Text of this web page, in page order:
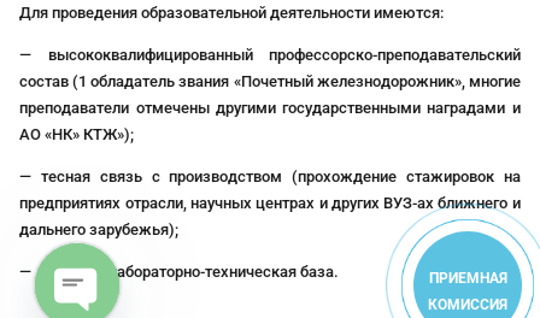
Для проведения образовательной деятельности имеются:
— высококвалифицированный профессорско-преподавательский
состав (1 обладатель звания «Почетный железнодорожник», многие
преподаватели отмечены другими государственными наградами и
АО «НК» КТЖ»);
— тесная связь с производством (прохождение стажировок на
предприятиях отрасли, научных центрах и других ВУЗ-ах ближнего и
дальнего зарубежья);
— развитая лабораторно-техническая база.
ПРИЕМНАЯ
КОМИССИЯ